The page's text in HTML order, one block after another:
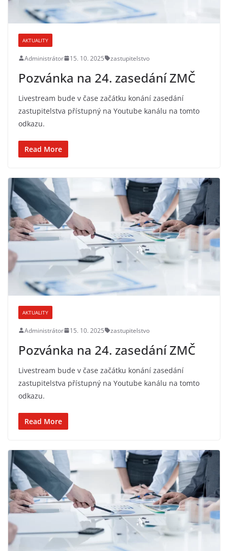
AKTUALITY
Administrátor 15. 10. 2025 zastupitelstvo
Pozvánka na 24. zasedání ZMČ
Livestream bude v čase začátku konání zasedání
zastupitelstva přístupný na Youtube kanálu na tomto
odkazu.
Read More
AKTUALITY
Administrátor 15. 10. 2025 zastupitelstvo
Pozvánka na 24. zasedání ZMČ
Livestream bude v čase začátku konání zasedání
zastupitelstva přístupný na Youtube kanálu na tomto
odkazu.
Read More